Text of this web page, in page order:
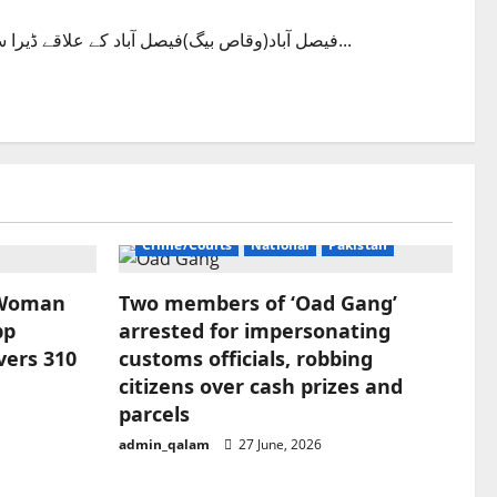
فیصل آباد(وقاص بیگ)فیصل آباد کے علاقے ڈیرا سائیں قبرستان کے قریب پولیس مبینہ مقابلےکے دوران چار ملزمان...
310
Crime/Courts National Pakistan
Two members of ‘Oad Gang’
arrested for impersonating
customs officials, robbing
citizens over cash prizes and
parcels
admin_qalam 27 June, 2026